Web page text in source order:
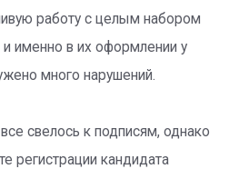
работу с целым набором
именно в их оформлении у
много нарушений.
свелось к подписям, однако
регистрации кандидата